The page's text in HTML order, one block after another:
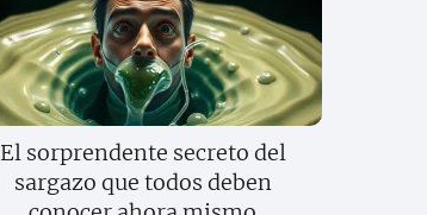
El sorprendente secreto del
sargazo que todos deben